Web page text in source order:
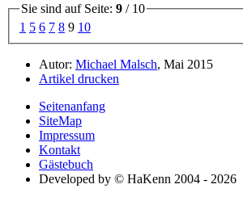
Sie sind auf Seite: 9 / 10
1 5 6 7 8 9 10
Autor: Michael Malsch, Mai 2015
Artikel drucken
Seitenanfang
SiteMap
Impressum
Kontakt
Gästebuch
Developed by © HaKenn 2004 - 2026